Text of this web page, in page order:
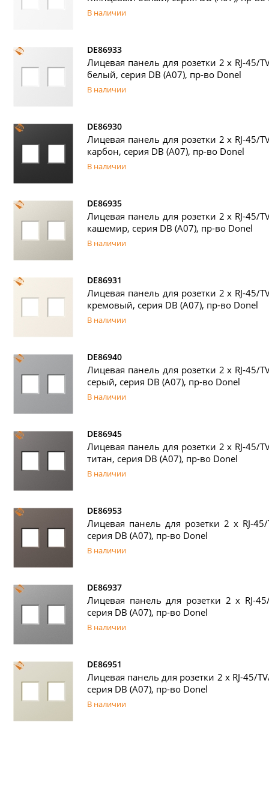
В наличии
DE86933
Лицевая панель для розетки 2 х RJ-45/
белый, серия DB (A07), пр-во Donel
В наличии
DE86930
Лицевая панель для розетки 2 х RJ-45/
карбон, серия DB (A07), пр-во Donel
В наличии
DE86935
Лицевая панель для розетки 2 х RJ-45/
кашемир, серия DB (A07), пр-во Donel
В наличии
DE86931
Лицевая панель для розетки 2 х RJ-45/
кремовый, серия DB (A07), пр-во Donel
В наличии
DE86940
Лицевая панель для розетки 2 х RJ-45/
серый, серия DB (A07), пр-во Donel
В наличии
DE86945
Лицевая панель для розетки 2 х RJ-45/
титан, серия DB (A07), пр-во Donel
В наличии
DE86953
Лицевая панель для розетки 2 х RJ-
серия DB (A07), пр-во Donel
В наличии
DE86937
Лицевая панель для розетки 2 х RJ-
серия DB (A07), пр-во Donel
В наличии
DE86951
Лицевая панель для розетки 2 х RJ-45/
серия DB (A07), пр-во Donel
В наличии